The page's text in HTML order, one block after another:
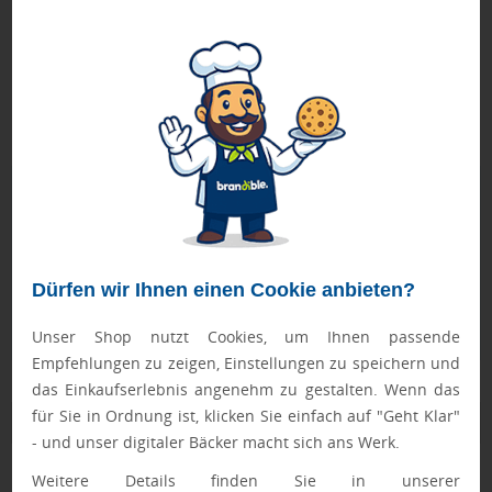
Dürfen wir Ihnen einen Cookie anbieten?
Unser Shop nutzt Cookies, um Ihnen passende
Empfehlungen zu zeigen, Einstellungen zu speichern und
das Einkaufserlebnis angenehm zu gestalten. Wenn das
für Sie in Ordnung ist, klicken Sie einfach auf "Geht Klar"
- und unser digitaler Bäcker macht sich ans Werk.
Weitere Details finden Sie in unserer
und damit einfach und gründlich reinigen. Alle Teile des
Artikels können in der Spülmaschine gereinigt werden.
RETUMBLER-Mezzo Click lässt sich effektvoll durch
Lasergravur, Tampondruck oder UV-Druck veredeln.
Nur Produkte, die unserenQualitätscheck
schaffen es in den Shop.Mehr erfahren
Ewa Engel,
Zusatzinformation
Artikelnummer: 031-52659-SR